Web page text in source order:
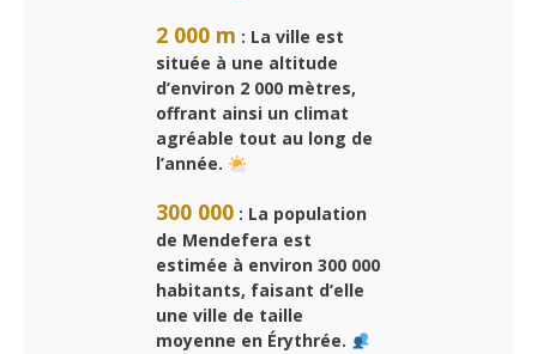
2 000 m : La ville est
située à une altitude
d’environ 2 000 mètres,
offrant ainsi un climat
agréable tout au long de
l’année.
300 000 : La population
de Mendefera est
estimée à environ 300 000
habitants, faisant d’elle
une ville de taille
moyenne en Érythrée.